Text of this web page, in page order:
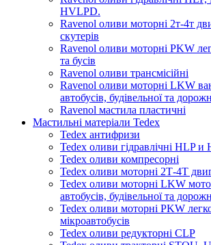
HVLPD.
Ravenol оливи моторні 2т-4т
скутерів
Ravenol оливи моторні PKW
та бусів
Ravenol оливи трансмісійні
Ravenol оливи моторні LKW
автобусів, будівельної та
Ravenol мастила пластичні
Мастильні матеріали Tedex
Tedex антифризи
Tedex оливи гідравлічні HLP и
Tedex оливи компресорні
Tedex оливи моторні 2Т-4Т
Tedex оливи моторні LKW
автобусів, будівельної та
Tedex оливи моторні PKW
мікроавтобусів
Tedex оливи редукторні CLP